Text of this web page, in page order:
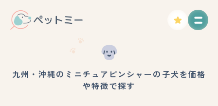
九州・沖縄のミニチュアピンシャーの子犬を価格
や特徴で探す